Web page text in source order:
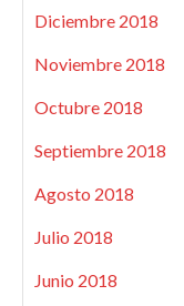
Diciembre 2018
Noviembre 2018
Octubre 2018
Septiembre 2018
Agosto 2018
Julio 2018
Junio 2018